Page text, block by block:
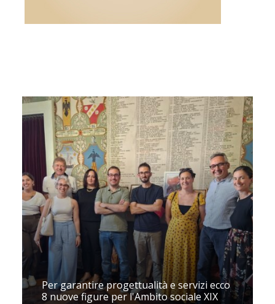
Per garantire progettualità e servizi ecco
8 nuove figure per l'Ambito sociale XIX